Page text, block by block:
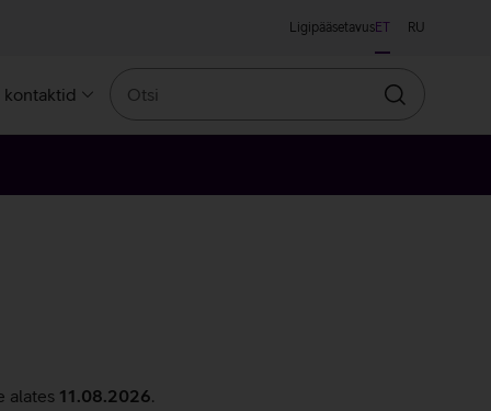
LigipääsetavusET RU
kontaktid
Otsin
alates 11.08.2026